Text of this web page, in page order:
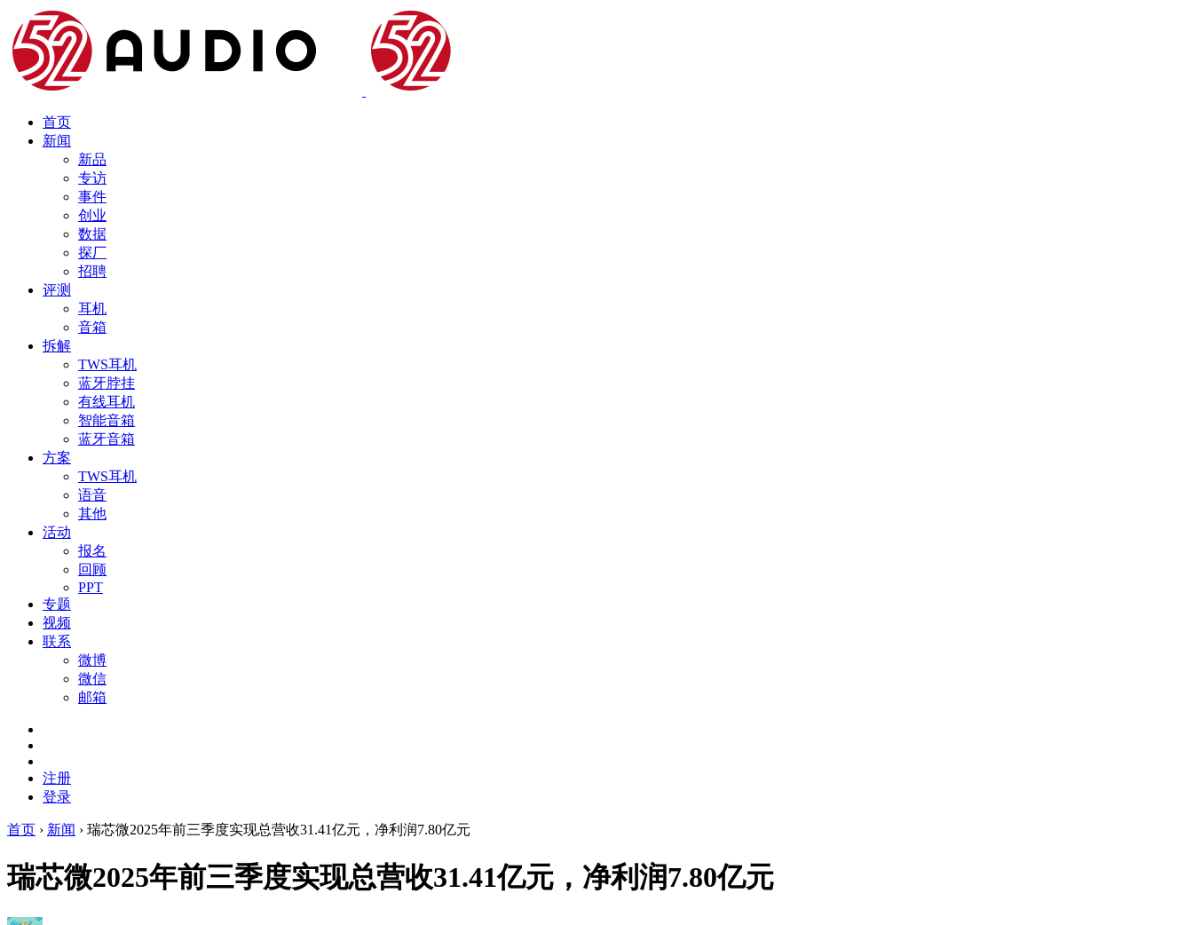
首页
新闻
新品
专访
事件
创业
数据
探厂
招聘
评测
耳机
音箱
拆解
TWS耳机
蓝牙脖挂
有线耳机
智能音箱
蓝牙音箱
方案
TWS耳机
语音
其他
活动
报名
回顾
PPT
专题
视频
联系
微博
微信
邮箱
注册
登录
首页 › 新闻 › 瑞芯微2025年前三季度实现总营收31.41亿元，净利润7.80亿元
瑞芯微2025年前三季度实现总营收31.41亿元，净利润7.80亿元